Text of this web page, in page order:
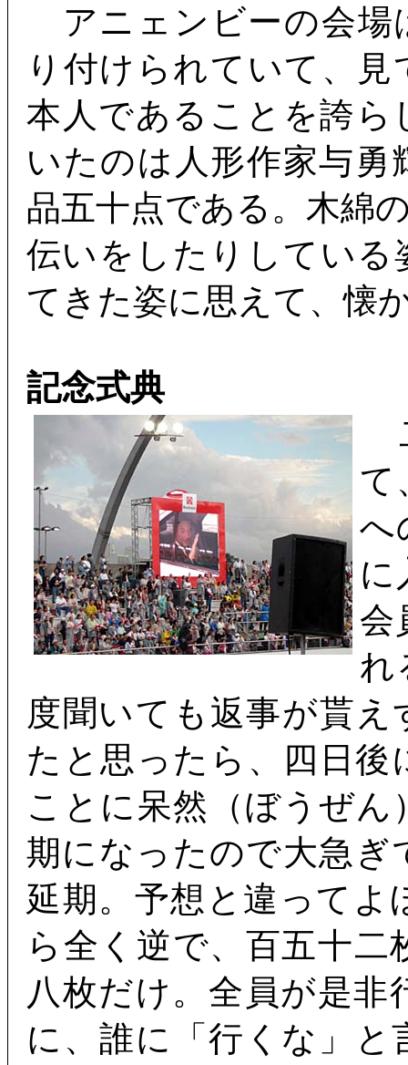
アニェンビーの会場
り付けられていて、
本人であることを誇ら
いたのは人形作家与
品五十点である。木綿
伝いをしたりしている
てきた姿に思えて、懐
記念式典
て
へ
に
会
れ
度聞いても返事が貰
たと思ったら、四日
ことに呆然（ぼうぜ
期になったので大急ぎ
延期。予想と違ってよ
ら全く逆で、百五十
八枚だけ。全員が是
に、誰に「行くな」